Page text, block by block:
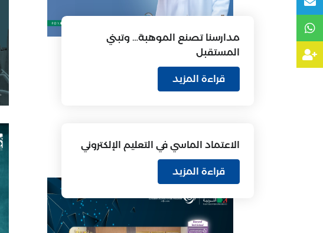
مدارسنا تصنع الموهبة… وتبني
المستقبل
قراءة المزيد
الاعتماد الماسي في التعليم الإلكتروني
قراءة المزيد